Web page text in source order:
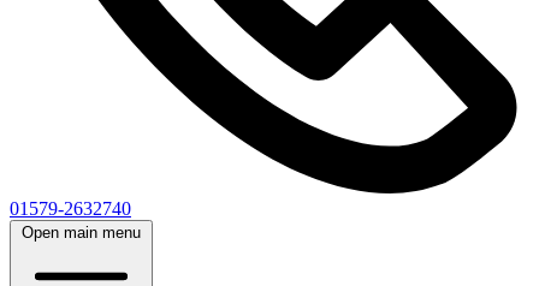
01579-2632740
Open main menu